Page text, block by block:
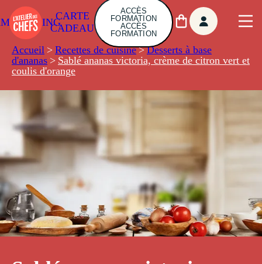
CARTE
CADEAU
ACCÈS
FORMATION
ACCÈS
FORMATION
Accueil > Recettes de cuisine > Desserts à base
d'ananas > Sablé ananas victoria, crème de citron vert et
coulis d'orange